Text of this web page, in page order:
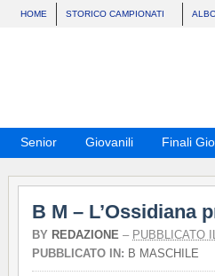
HOME STORICO CAMPIONATI
Senior Giovanili Finali
B M – L’Ossidiana
BY REDAZIONE – PUBBLICATO
PUBBLICATO IN: B MASCHILE